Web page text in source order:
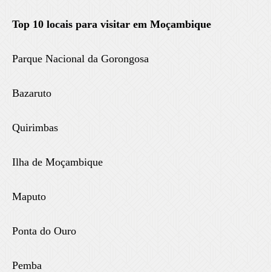
Top 10 locais para visitar em Moçambique
Parque Nacional da Gorongosa
Bazaruto
Quirimbas
Ilha de Moçambique
Maputo
Ponta do Ouro
Pemba